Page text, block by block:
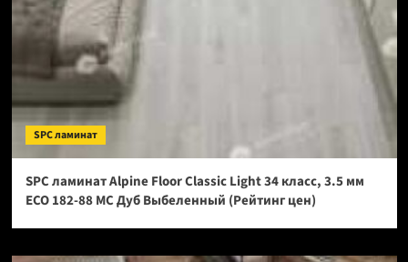
SPC ламинат
SPC ламинат Alpine Floor Classic Light 34 класс, 3.5 мм
ECO 182-88 МС Дуб Выбеленный (Рейтинг цен)